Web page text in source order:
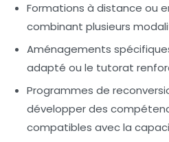
Formations à distance ou
combinant plusieurs
Aménagements
adapté ou le tutorat
Programmes de
développer des
compatibles avec la